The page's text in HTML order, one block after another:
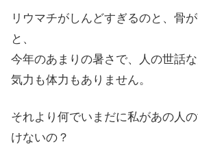
リウマチがしんどすぎるのと、骨
と、
今年のあまりの暑さで、人の世話
気力も体力もありません。
それより何でいまだに私があの人
けないの？